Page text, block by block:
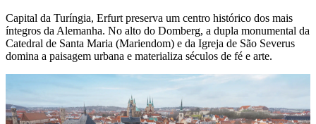
Capital da Turíngia, Erfurt preserva um centro histórico dos mais
íntegros da Alemanha. No alto do Domberg, a dupla monumental da
Catedral de Santa Maria (Mariendom) e da Igreja de São Severus
domina a paisagem urbana e materializa séculos de fé e arte.